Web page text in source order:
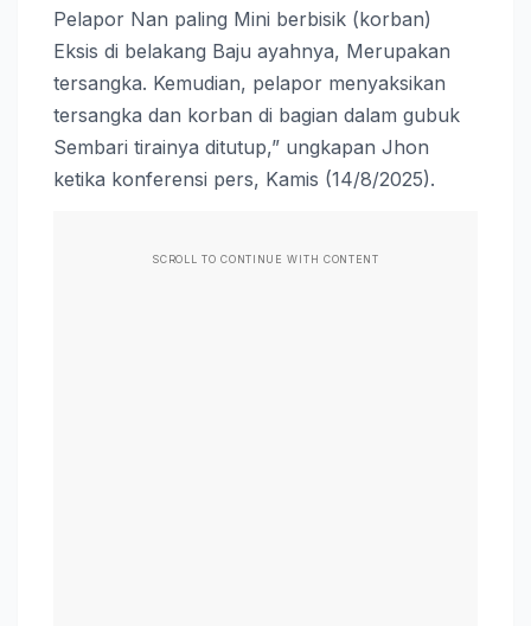
Pelapor Nan paling Mini berbisik (korban)
Eksis di belakang Baju ayahnya, Merupakan
tersangka. Kemudian, pelapor menyaksikan
tersangka dan korban di bagian dalam gubuk
Sembari tirainya ditutup,” ungkapan Jhon
ketika konferensi pers, Kamis (14/8/2025).
SCROLL TO CONTINUE WITH CONTENT